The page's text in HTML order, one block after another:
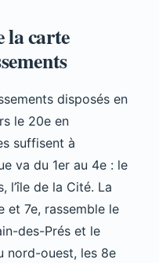
la carte
disposés en
le 20e en
suffisent à
va du 1er au 4e : le
l’île de la Cité. La
et 7e, rassemble le
des-Prés et le
nord-ouest, les 8e